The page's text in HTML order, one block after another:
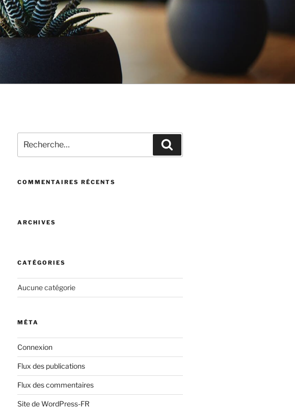
pour
:
COMMENTAIRES RÉCENTS
ARCHIVES
CATÉGORIES
Aucune catégorie
MÉTA
Connexion
Flux des publications
Flux des commentaires
Site de WordPress-FR